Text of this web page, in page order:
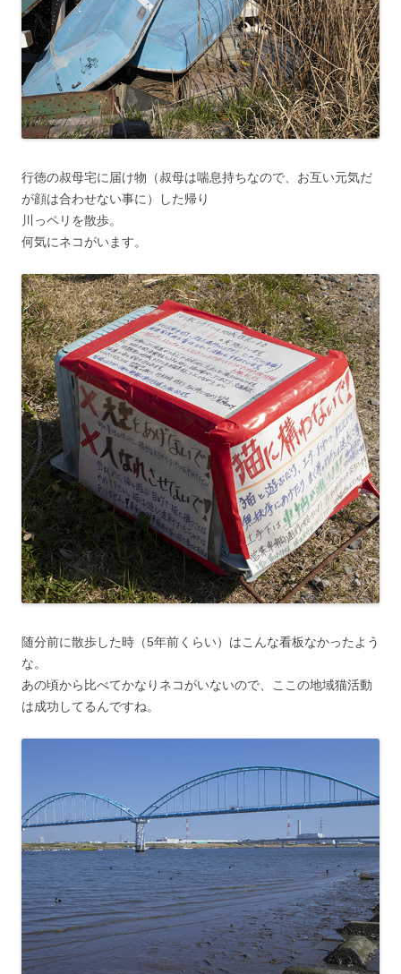
行徳の叔母宅に届け物（叔母は喘息持ちなので、お互い元気だ
が顔は合わせない事に）した帰り
川っペリを散歩。
何気にネコがいます。
随分前に散歩した時（5年前くらい）はこんな看板なかったよう
な。
あの頃から比べてかなりネコがいないので、ここの地域猫活動
は成功してるんですね。